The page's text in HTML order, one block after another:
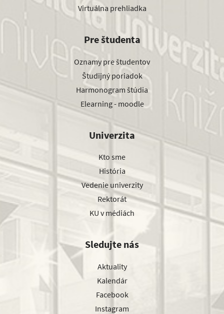
Virtuálna prehliadka
Pre študenta
Oznamy pre študentov
Študijný poriadok
Harmonogram štúdia
Elearning - moodle
Univerzita
Kto sme
História
Vedenie univerzity
Rektorát
KU v médiách
Sledujte nás
Aktuality
Kalendár
Facebook
Instagram